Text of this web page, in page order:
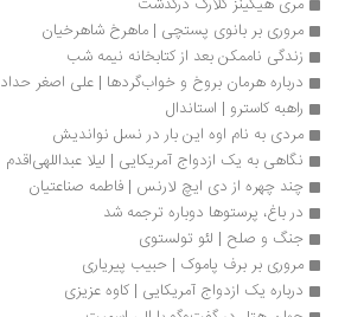
مروری بر بانوی پستچی | ماهرخ شاهرخیان
زندگی ناممکن بعد از کتابخانه نیمه شب
درباره هرمان بروخ و خواب‌گردها | علی اصغر حداد
راهبه کاسترو | استاندال
مردی به نام اوه این بار در نسل نواندیش
نگاهی به یک ازدواج آمریکایی | لیلا عبداللهی‌اقدم
چند چهره از دی ایچ لارنس | فاطمه صناعتیان
در باغ، پرستوها دوباره ترجمه شد
جنگ و صلح | لئو تولستوی
مروری بر برف پاموک | حبیب پیریاری
درباره یک ازدواج آمریکایی | کاوه عزیزی